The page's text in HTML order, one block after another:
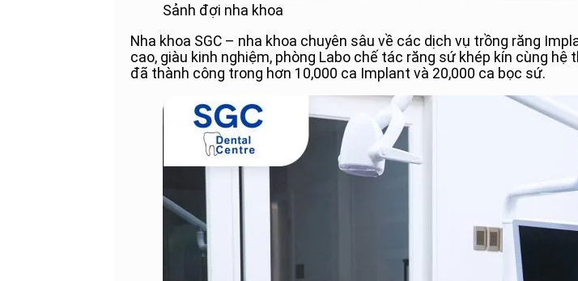
Sảnh đợi nha khoa
Nha khoa SGC – nha khoa chuyên sâu về các dịch vụ trồng răng
cao, giàu kinh nghiệm, phòng Labo chế tác răng sứ khép kín cùng
đã thành công trong hơn 10,000 ca Implant và 20,000 ca bọc sứ.